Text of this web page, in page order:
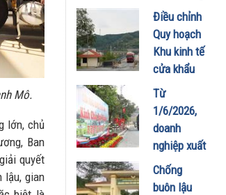
Mô.
lớn, chủ
Ban
quyết
lậu, gian
ứng 4 tỷ
USD
05/06/2026
Điều chỉnh
Quy hoạch
Khu kinh tế
cửa khẩu
Lào Cai
đến năm
2045: Tạo
động lực
tăng
trưởng mới
cho kinh tế
Từ
1/6/2026,
doanh
nghiệp xuất
khẩu thực
phẩm sang
Chống
buôn lậu